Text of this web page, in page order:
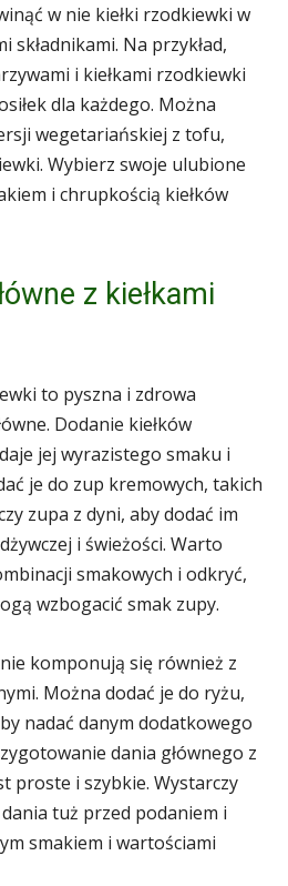
w nie kiełki rzodkiewki w
składnikami. Na przykład,
i kiełkami rzodkiewki
dla każdego. Można
wegetariańskiej z tofu,
Wybierz swoje ulubione
i chrupkością kiełków
z kiełkami
to pyszna i zdrowa
Dodanie kiełków
jej wyrazistego smaku i
je do zup kremowych, takich
zupa z dyni, aby dodać im
i świeżości. Warto
smakowych i odkryć,
wzbogacić smak zupy.
komponują się również z
Można dodać je do ryżu,
nadać danym dodatkowego
dania głównego z
proste i szybkie. Wystarczy
tuż przed podaniem i
smakiem i wartościami